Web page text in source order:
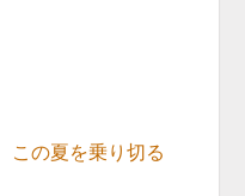
の夏を乗り切る